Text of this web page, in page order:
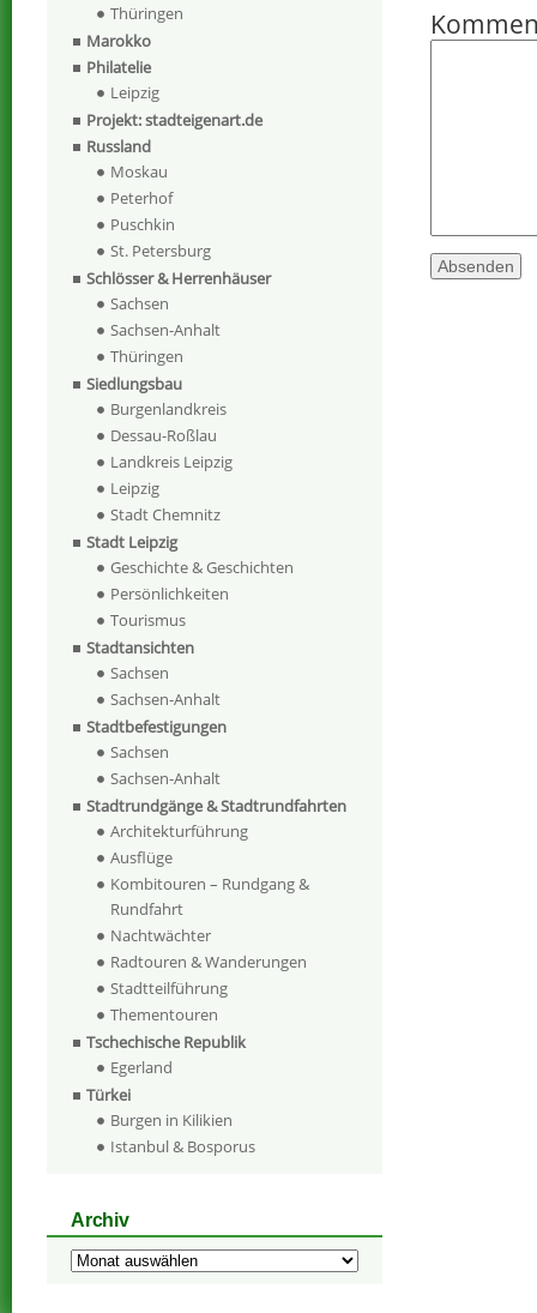
Thüringen
Marokko
Philatelie
Leipzig
Projekt: stadteigenart.de
Russland
Moskau
Peterhof
Puschkin
St. Petersburg
Schlösser & Herrenhäuser
Sachsen
Sachsen-Anhalt
Thüringen
Siedlungsbau
Burgenlandkreis
Dessau-Roßlau
Landkreis Leipzig
Leipzig
Stadt Chemnitz
Stadt Leipzig
Geschichte & Geschichten
Persönlichkeiten
Tourismus
Stadtansichten
Sachsen
Sachsen-Anhalt
Stadtbefestigungen
Sachsen
Sachsen-Anhalt
Stadtrundgänge & Stadtrundfahrten
Architekturführung
Ausflüge
Kombitouren – Rundgang &
Rundfahrt
Nachtwächter
Radtouren & Wanderungen
Stadtteilführung
Thementouren
Tschechische Republik
Egerland
Türkei
Burgen in Kilikien
Istanbul & Bosporus
Archiv
Archiv